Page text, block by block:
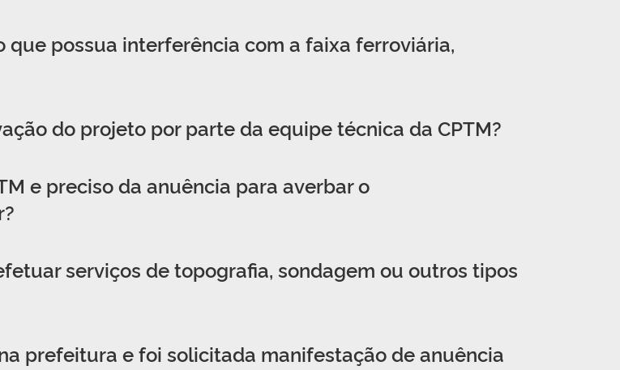
que possua interferência com a faixa ferroviária,
do projeto por parte da equipe técnica da CPTM?
e preciso da anuência para averbar o
serviços de topografia, sondagem ou outros tipos
prefeitura e foi solicitada manifestação de anuência